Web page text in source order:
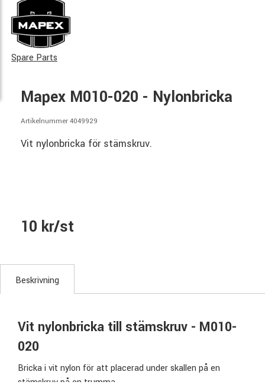
Spare Parts
Mapex M010-020 - Nylonbricka
Artikelnummer 4049929
Vit nylonbricka för stämskruv.
10 kr/st
Beskrivning
Vit nylonbricka till stämskruv - M010-
020
Bricka i vit nylon för att placerad under skallen på en
stämskruv på en trumma.